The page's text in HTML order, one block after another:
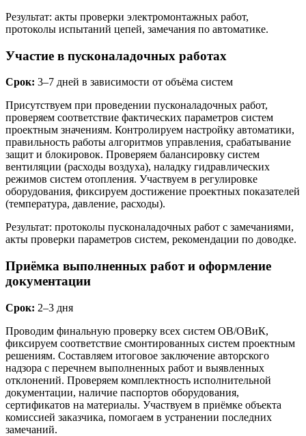
Результат: акты проверки электромонтажных работ,
протоколы испытаний цепей, замечания по автоматике.
Участие в пусконаладочных работах
Срок: 3–7 дней в зависимости от объёма систем
Присутствуем при проведении пусконаладочных работ,
проверяем соответствие фактических параметров систем
проектным значениям. Контролируем настройку автоматики,
правильность работы алгоритмов управления, срабатывание
защит и блокировок. Проверяем балансировку систем
вентиляции (расходы воздуха), наладку гидравлических
режимов систем отопления. Участвуем в регулировке
оборудования, фиксируем достижение проектных показателей
(температура, давление, расходы).
Результат: протоколы пусконаладочных работ с замечаниями,
акты проверки параметров систем, рекомендации по доводке.
Приёмка выполненных работ и оформление
документации
Срок: 2–3 дня
Проводим финальную проверку всех систем ОВ/ОВиК,
фиксируем соответствие смонтированных систем проектным
решениям. Составляем итоговое заключение авторского
надзора с перечнем выполненных работ и выявленных
отклонений. Проверяем комплектность исполнительной
документации, наличие паспортов оборудования,
сертификатов на материалы. Участвуем в приёмке объекта
комиссией заказчика, помогаем в устранении последних
замечаний.